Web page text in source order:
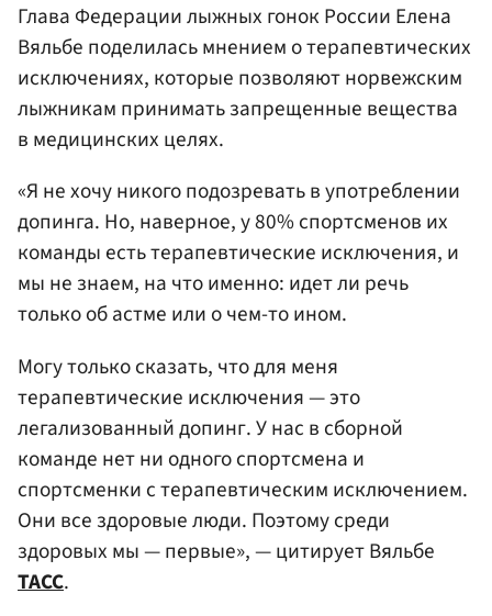
Глава Федерации лыжных гонок России Елена
Вяльбе поделилась мнением о терапевтических
исключениях, которые позволяют норвежским
лыжникам принимать запрещенные вещества
в медицинских целях.
«Я не хочу никого подозревать в употреблении
допинга. Но, наверное, у 80% спортсменов их
команды есть терапевтические исключения, и
мы не знаем, на что именно: идет ли речь
только об астме или о чем-то ином.
Могу только сказать, что для меня
терапевтические исключения — это
легализованный допинг. У нас в сборной
команде нет ни одного спортсмена и
спортсменки с терапевтическим исключением.
Они все здоровые люди. Поэтому среди
здоровых мы — первые», — цитирует Вяльбе
ТАСС.